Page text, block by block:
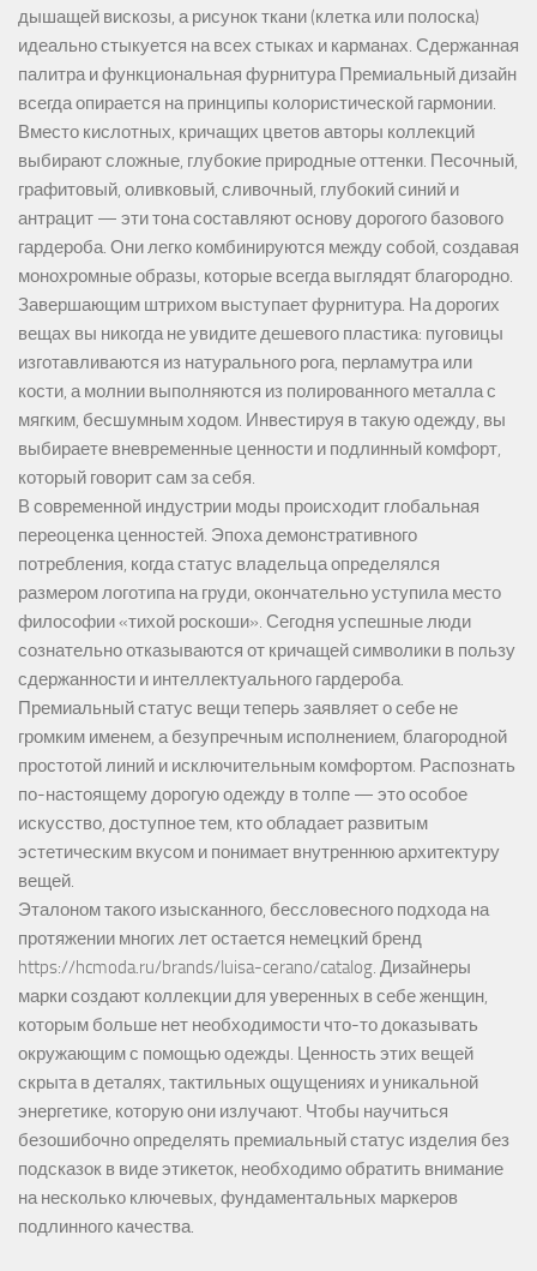
дышащей вискозы, а рисунок ткани (клетка или полоска)
идеально стыкуется на всех стыках и карманах. Сдержанная
палитра и функциональная фурнитура Премиальный дизайн
всегда опирается на принципы колористической гармонии.
Вместо кислотных, кричащих цветов авторы коллекций
выбирают сложные, глубокие природные оттенки. Песочный,
графитовый, оливковый, сливочный, глубокий синий и
антрацит — эти тона составляют основу дорогого базового
гардероба. Они легко комбинируются между собой, создавая
монохромные образы, которые всегда выглядят благородно.
Завершающим штрихом выступает фурнитура. На дорогих
вещах вы никогда не увидите дешевого пластика: пуговицы
изготавливаются из натурального рога, перламутра или
кости, а молнии выполняются из полированного металла с
мягким, бесшумным ходом. Инвестируя в такую одежду, вы
выбираете вневременные ценности и подлинный комфорт,
который говорит сам за себя.
В современной индустрии моды происходит глобальная
переоценка ценностей. Эпоха демонстративного
потребления, когда статус владельца определялся
размером логотипа на груди, окончательно уступила место
философии «тихой роскоши». Сегодня успешные люди
сознательно отказываются от кричащей символики в пользу
сдержанности и интеллектуального гардероба.
Премиальный статус вещи теперь заявляет о себе не
громким именем, а безупречным исполнением, благородной
простотой линий и исключительным комфортом. Распознать
по-настоящему дорогую одежду в толпе — это особое
искусство, доступное тем, кто обладает развитым
эстетическим вкусом и понимает внутреннюю архитектуру
вещей.
Эталоном такого изысканного, бессловесного подхода на
протяжении многих лет остается немецкий бренд
https://hcmoda.ru/brands/luisa-cerano/catalog. Дизайнеры
марки создают коллекции для уверенных в себе женщин,
которым больше нет необходимости что-то доказывать
окружающим с помощью одежды. Ценность этих вещей
скрыта в деталях, тактильных ощущениях и уникальной
энергетике, которую они излучают. Чтобы научиться
безошибочно определять премиальный статус изделия без
подсказок в виде этикеток, необходимо обратить внимание
на несколько ключевых, фундаментальных маркеров
подлинного качества.